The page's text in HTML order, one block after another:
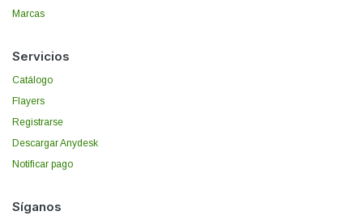
Marcas
Servicios
Catálogo
Flayers
Registrarse
Descargar Anydesk
Notificar pago
Síganos